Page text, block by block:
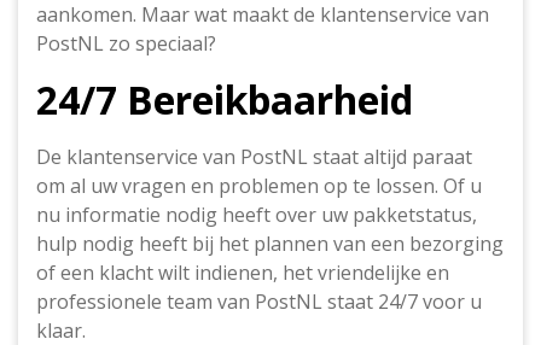
aankomen. Maar wat maakt de klantenservice van
PostNL zo speciaal?
24/7 Bereikbaarheid
De klantenservice van PostNL staat altijd paraat
om al uw vragen en problemen op te lossen. Of u
nu informatie nodig heeft over uw pakketstatus,
hulp nodig heeft bij het plannen van een bezorging
of een klacht wilt indienen, het vriendelijke en
professionele team van PostNL staat 24/7 voor u
klaar.